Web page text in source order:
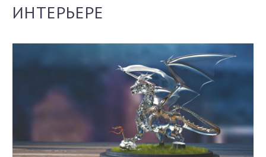
ИНТЕРЬЕРЕ